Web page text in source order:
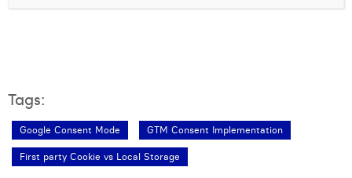
Tags:
Google Consent Mode GTM Consent Implementation
First party Cookie vs Local Storage